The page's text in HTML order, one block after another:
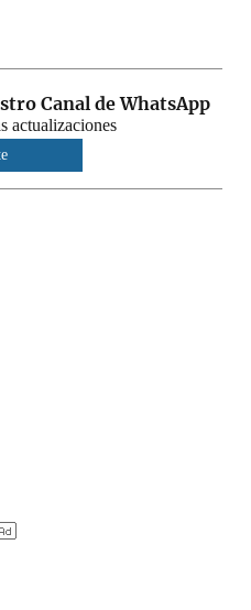
Canal de WhatsApp
actualizaciones